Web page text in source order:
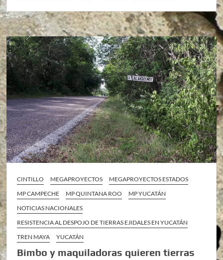
CINTILLO MEGAPROYECTOS
MEGAPROYECTOS ESTADOS
MP CAMPECHE
MP QUINTANA ROO
MP YUCATÁN
NOTICIAS NACIONALES
RESISTENCIA AL DESPOJO DE TIERRAS EJIDALES EN YUCATÁN
TREN MAYA
YUCATÁN
Bimbo y maquiladoras quieren tierras